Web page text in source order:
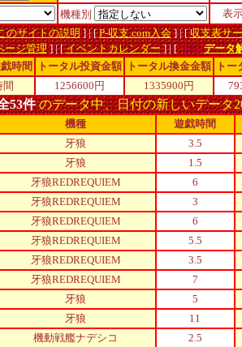
機種別 表
のサイトの説明] | [P-収支.com入会] | [収支表サ
ージ管理] | [イベントカレンダー] | [ データ
時間 トータル投資金額 トータル換金金額 トー
間
1256600円 1335900円
53件のデータ中、日付の新しいデータ
機種 遊戯時間
牙狼 3.5
牙狼 1.5
牙狼REDREQUIEM 6
牙狼REDREQUIEM 3
牙狼REDREQUIEM 6
牙狼REDREQUIEM 5.5
牙狼REDREQUIEM 3.5
牙狼REDREQUIEM 7
牙狼 5
牙狼 11
機動戦艦ナデシコ 2.5